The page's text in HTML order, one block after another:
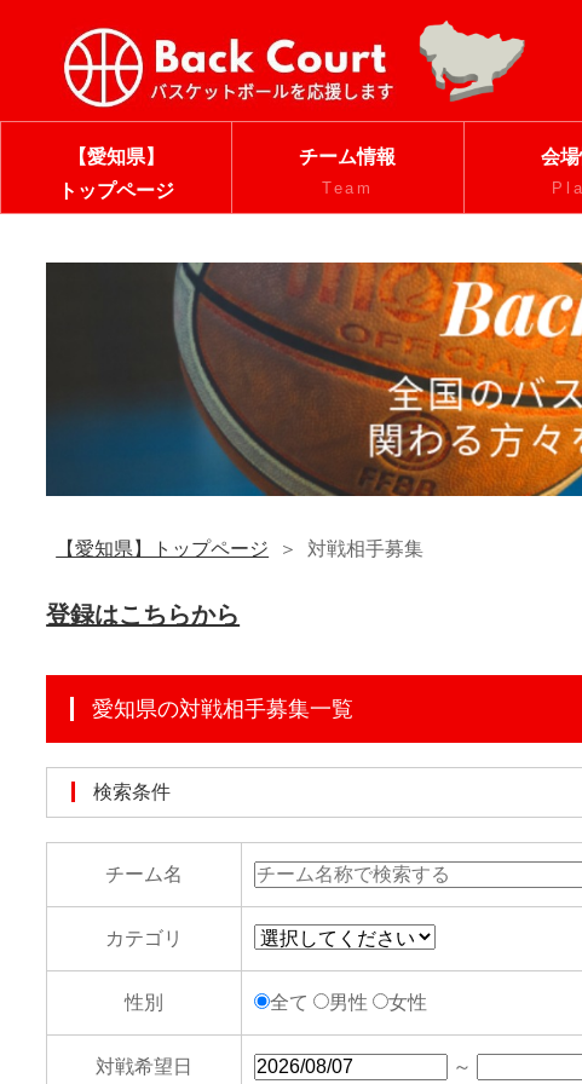
【愛知県】
トップページ
チーム情報
Team
会
【愛知県】トップページ 対戦相手募集
登録はこちらから
愛知県の対戦相手募集一覧
検索条件
チーム名
カテゴリ
性別 全て 男性 女性
対戦希望日 ～